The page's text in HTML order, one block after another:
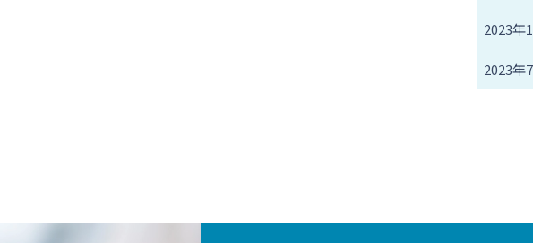
2023年
2023年